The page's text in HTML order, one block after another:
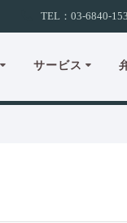
TEL：03-6840-
サービス